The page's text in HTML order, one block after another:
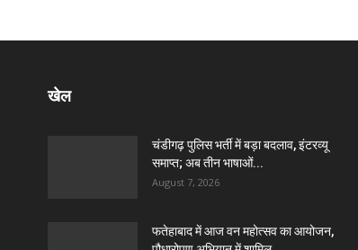
खेल
चंडीगढ़ पुलिस भर्ती में बड़ा बदलाव, इंटरव्यू
समाप्त; अब तीन भाषाओं...
August 7, 2026
फतेहाबाद में आज वन महोत्सव का आयोजन,